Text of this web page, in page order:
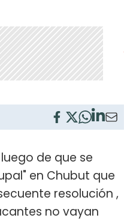
de que se
en Chubut que
resolución ,
no vayan